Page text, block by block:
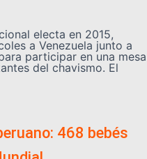
electa en 2015,
a Venezuela junto a
participar en una mesa
del chavismo. El
468 bebés